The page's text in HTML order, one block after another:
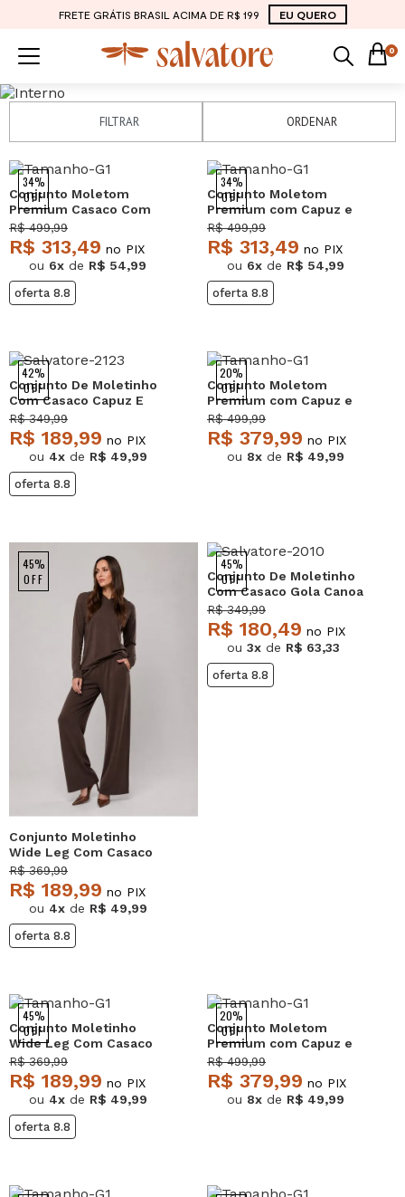
FRETE GRÁTIS BRASIL ACIMA DE R$ 199 EU QUERO
0
FILTRAR ORDENAR
34%
OFF
Conjunto Moletom
Premium Casaco Com
bolsos e Wide Leg
Marrom Salvatore
R$ 499,99
R$ 313,49 no PIX
ou 6x de R$ 54,99
oferta 8.8
34%
OFF
Conjunto Moletom
Premium com Capuz e
Textura em Veludo Preto
Salvatore
R$ 499,99
R$ 313,49 no PIX
ou 6x de R$ 54,99
oferta 8.8
42%
OFF
Conjunto De Moletinho
Com Casaco Capuz E
Calça Jogger Azul
Salvatore
R$ 349,99
R$ 189,99 no PIX
ou 4x de R$ 49,99
oferta 8.8
20%
OFF
Conjunto Moletom
Premium com Capuz e
Textura em Veludo
Terracota Salvatore
R$ 499,99
R$ 379,99 no PIX
ou 8x de R$ 49,99
45%
OFF
Conjunto Moletinho
Wide Leg Com Casaco
de Capuz Marrom
Salvatore
R$ 369,99
R$ 189,99 no PIX
ou 4x de R$ 49,99
oferta 8.8
45%
OFF
Conjunto De Moletinho
Com Casaco Gola Canoa
E Calça Jogger Verde
Salvatore
R$ 349,99
R$ 180,49 no PIX
ou 3x de R$ 63,33
oferta 8.8
45%
OFF
Conjunto Moletinho
Wide Leg Com Casaco
de Capuz Vinho
Salvatore
R$ 369,99
R$ 189,99 no PIX
ou 4x de R$ 49,99
oferta 8.8
20%
OFF
Conjunto Moletom
Premium com Capuz e
Textura em Veludo
Verde Salvatore
R$ 499,99
R$ 379,99 no PIX
ou 8x de R$ 49,99